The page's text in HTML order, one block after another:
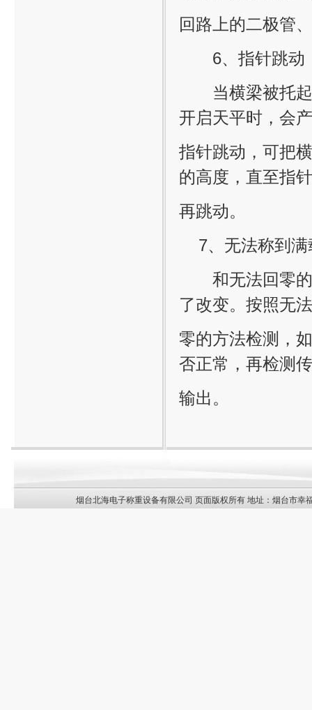
回路上的二极管
6、指针跳动
当横梁被托起
开启天平时，会
指针跳动，可把
的高度，直至指
再跳动。
7、无法称到满
和无法回零的
了改变。按照无
零的方法检测，
否正常，再检测
输出。
烟台北海电子称重设备有限公司 页面版权所有 地址：烟台市